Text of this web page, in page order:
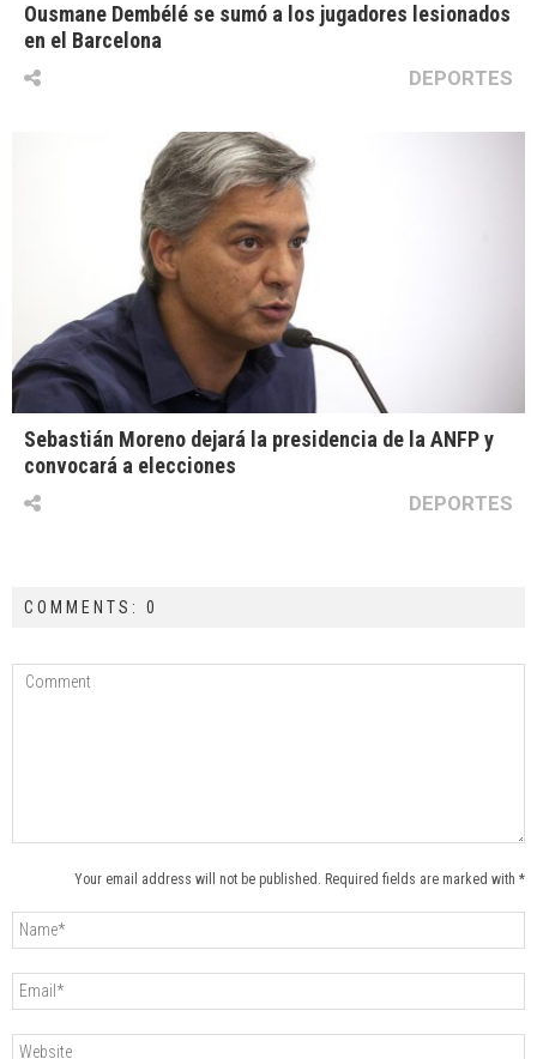
Ousmane Dembélé se sumó a los jugadores lesionados
en el Barcelona
DEPORTES
Sebastián Moreno dejará la presidencia de la ANFP y
convocará a elecciones
DEPORTES
COMMENTS: 0
Your email address will not be published. Required fields are marked with *